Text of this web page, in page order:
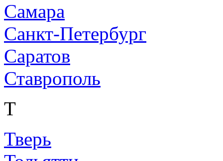
Самара
Санкт-Петербург
Саратов
Ставрополь
Т
Тверь